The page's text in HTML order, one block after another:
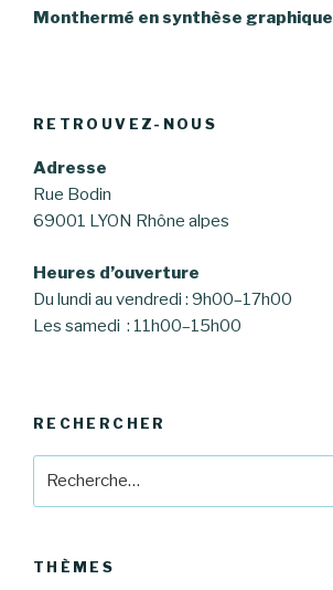
suivant
Monthermé en synthèse graphique
RETROUVEZ-NOUS
Adresse
Rue Bodin
69001 LYON Rhône alpes
Heures d’ouverture
Du lundi au vendredi : 9h00–17h00
Les samedi : 11h00–15h00
RECHERCHER
THÈMES